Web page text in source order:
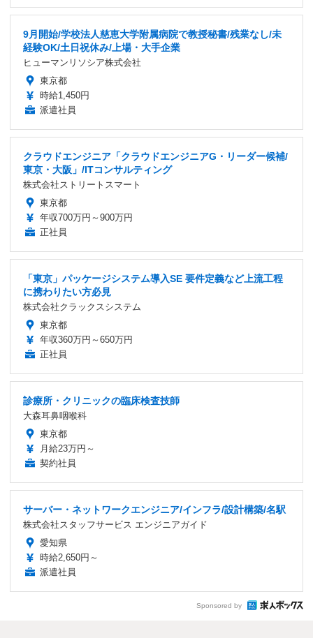
9月開始/学校法人慈恵大学附属病院で教授秘書/残業なし/未
経験OK/土日祝休み/上場・大手企業
ヒューマンリソシア株式会社
東京都
時給1,450円
派遣社員
クラウドエンジニア「クラウドエンジニアG・リーダー候補/
東京・大阪」/ITコンサルティング
株式会社ストリートスマート
東京都
年収700万円～900万円
正社員
「東京」パッケージシステム導入SE 要件定義など上流工程
に携わりたい方必見
株式会社クラックスシステム
東京都
年収360万円～650万円
正社員
診療所・クリニックの臨床検査技師
大森耳鼻咽喉科
東京都
月給23万円～
契約社員
サーバー・ネットワークエンジニア/インフラ/設計構築/名駅
株式会社スタッフサービス エンジニアガイド
愛知県
時給2,650円～
派遣社員
Sponsored by